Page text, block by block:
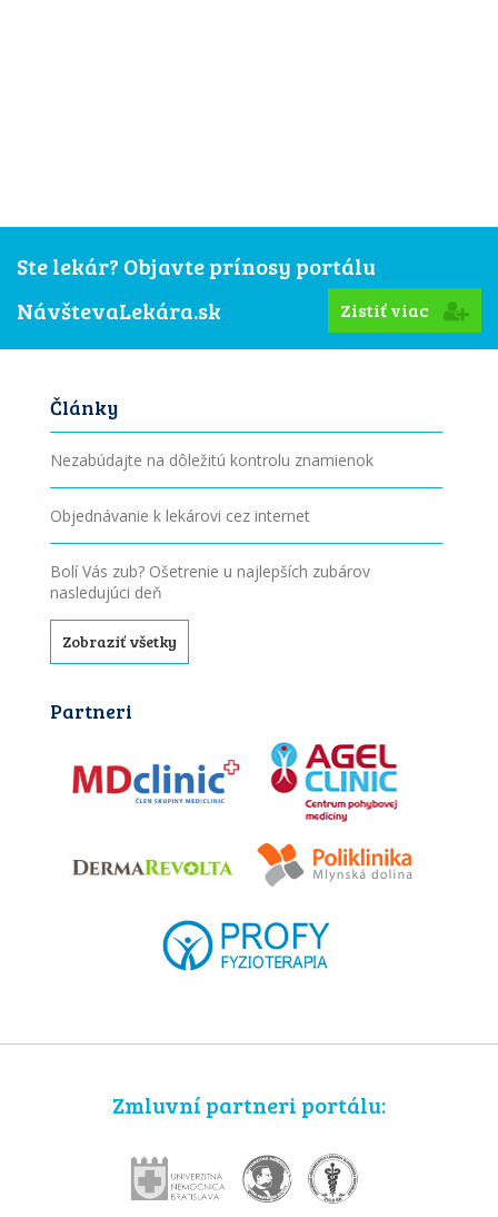
Ste lekár? Objavte prínosy portálu
NávštevaLekára.sk
Zistiť viac
Články
Nezabúdajte na dôležitú kontrolu znamienok
Objednávanie k lekárovi cez internet
Bolí Vás zub? Ošetrenie u najlepších zubárov
nasledujúci deň
Zobraziť všetky
Partneri
Zmluvní partneri portálu: